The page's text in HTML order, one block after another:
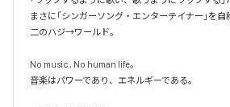
まさに「シンガーソング・エンターテイナー」を
二のハジ→ワールド。
No music , No human life。
音楽はパワーであり、エネルギーである。